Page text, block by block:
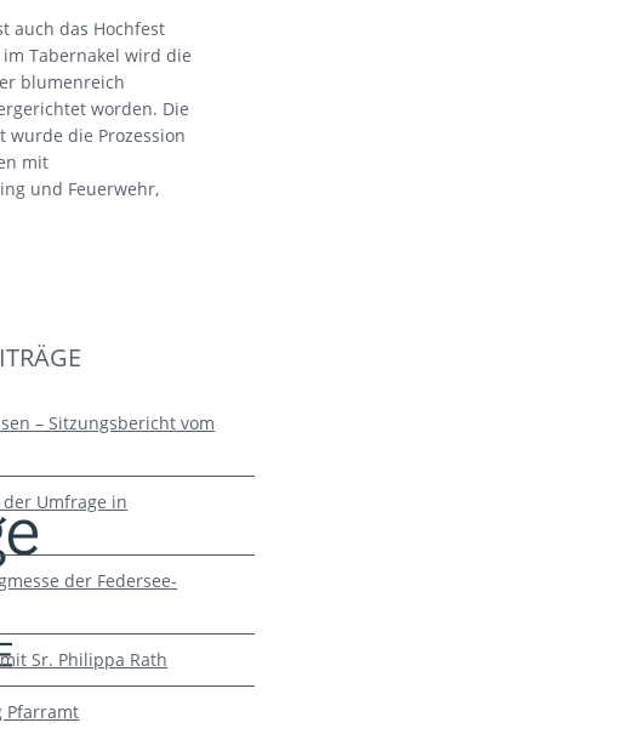
auch das Hochfest
Tabernakel wird die
blumenreich
worden. Die
die Prozession
mit
und Feuerwehr,
– Sitzungsbericht vom
Umfrage in
der Federsee-
Sr. Philippa Rath
Pfarramt